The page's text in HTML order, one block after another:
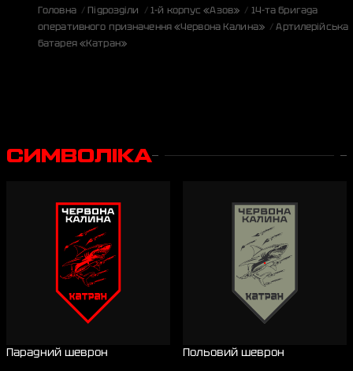
Головна Підрозділи 1-й корпус «Азов»
14-та бригада
оперативного призначення «Червона Калина»
Артилерійська
батарея «Катран»
СИМВОЛІКА
Парадний шеврон Польовий шеврон